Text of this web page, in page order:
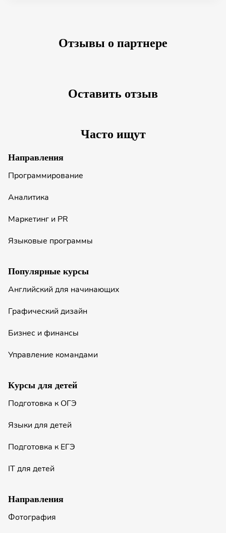
Отзывы о партнере
Оставить отзыв
Часто ищут
Направления
Программирование
Аналитика
Маркетинг и PR
Языковые программы
Популярные курсы
Английский для начинающих
Графический дизайн
Бизнес и финансы
Управление командами
Курсы для детей
Подготовка к ОГЭ
Языки для детей
Подготовка к ЕГЭ
IT для детей
Направления
Фотография